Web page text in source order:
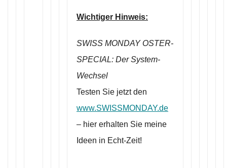
Wichtiger Hinweis:
SWISS MONDAY OSTER-
SPECIAL: Der System-
Wechsel
Testen Sie jetzt den
www.SWISSMONDAY.de
– hier erhalten Sie meine
Ideen in Echt-Zeit!